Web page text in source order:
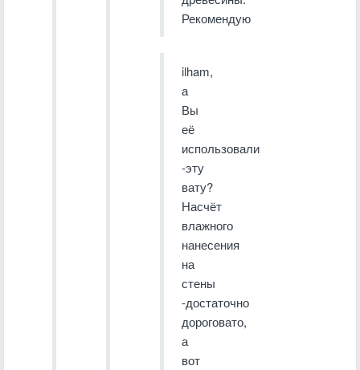
Рекомендую
ilham,
а
Вы
её
использовали
-эту
вату?
Насчёт
влажного
нанесения
на
стены
-достаточно
дороговато,
а
вот